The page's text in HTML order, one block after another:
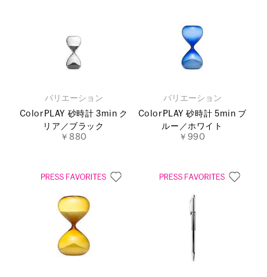
バリエーション
ColorPLAY 砂時計 3min ク
リア／ブラック
￥880
バリエーション
ColorPLAY 砂時計 5min ブ
ルー／ホワイト
￥990